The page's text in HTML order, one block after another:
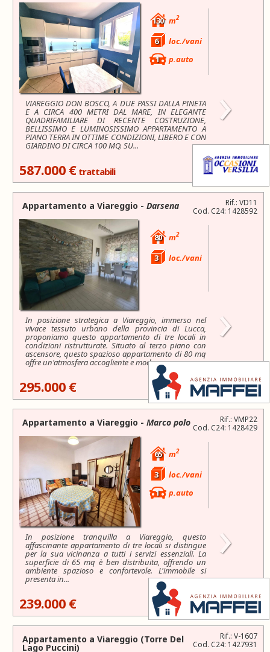
130 m2
6
loc./vani
1
p.auto
VIAREGGIO DON BOSCO, A DUE PASSI DALLA PINETA
E A CIRCA 400 METRI DAL MARE, IN ELEGANTE
QUADRIFAMILIARE DI RECENTE COSTRUZIONE,
BELLISSIMO E LUMINOSISSIMO APPARTAMENTO A
PIANO TERRA IN OTTIME CONDIZIONI, LIBERO E CON
GIARDINO DI CIRCA 100 MQ. SU...
›
587.000 € trattabili
Rif.: VD11
Cod. C24: 1428592
Appartamento a Viareggio - Darsena
80 m2
3 loc./vani
In posizione strategica a Viareggio, immerso nel
vivace tessuto urbano della provincia di Lucca,
proponiamo questo appartamento di tre locali in
condizioni ristrutturate. Situato al terzo piano con
ascensore, questo spazioso appartamento di 80 mq
offre un'atmosfera accogliente e moderna....
›
295.000 €
Rif.: VMP22
Cod. C24: 1428429
Appartamento a Viareggio - Marco polo
65 m2
3
loc./vani
1
p.auto
In posizione tranquilla a Viareggio, questo
affascinante appartamento di tre locali si distingue
per la sua vicinanza a tutti i servizi essenziali. La
superficie di 65 mq è ben distribuita, offrendo un
ambiente spazioso e confortevole. L'immobile si
presenta in...
›
239.000 €
Rif.: V-1607
Cod. C24: 1427931
Appartamento a Viareggio (Torre Del
Lago Puccini)